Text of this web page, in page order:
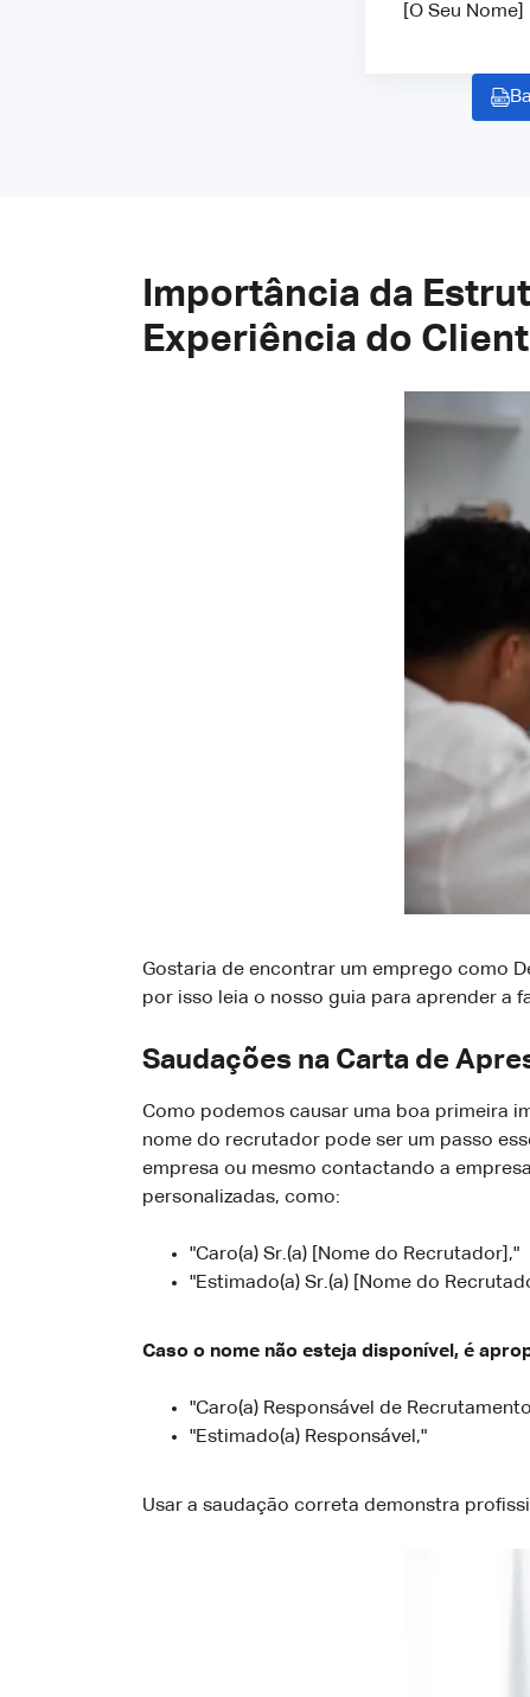
[O Seu Nome]
Importância da
Experiência do
Gostaria de encontrar um emprego como
por isso leia o nosso guia para aprender a
Saudações na Carta de
Como podemos causar uma boa primeira
nome do recrutador pode ser um passo
empresa ou mesmo contactando a
personalizadas, como:
"Caro(a) Sr.(a) [Nome do Recrutador],"
"Estimado(a) Sr.(a) [Nome do
Caso o nome não esteja disponível, é
"Caro(a) Responsável de
"Estimado(a) Responsável,"
Usar a saudação correta demonstra